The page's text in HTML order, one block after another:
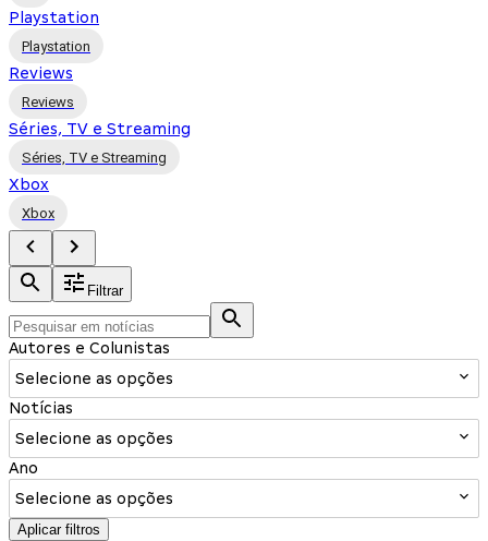
Playstation
Playstation
Reviews
Reviews
Séries, TV e Streaming
Séries, TV e Streaming
Xbox
Xbox
Filtrar
Autores e Colunistas
Selecione as opções
Notícias
Selecione as opções
Ano
Selecione as opções
Aplicar filtros